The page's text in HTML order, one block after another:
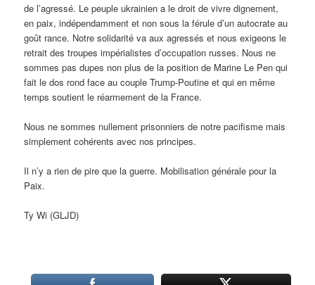
de l’agressé. Le peuple ukrainien a le droit de vivre dignement,
en paix, indépendamment et non sous la férule d’un autocrate au
goût rance. Notre solidarité va aux agressés et nous exigeons le
retrait des troupes impérialistes d’occupation russes. Nous ne
sommes pas dupes non plus de la position de Marine Le Pen qui
fait le dos rond face au couple Trump-Poutine et qui en même
temps soutient le réarmement de la France.
Nous ne sommes nullement prisonniers de notre pacifisme mais
simplement cohérents avec nos principes.
Il n’y a rien de pire que la guerre. Mobilisation générale pour la
Paix.
Ty Wi (GLJD)